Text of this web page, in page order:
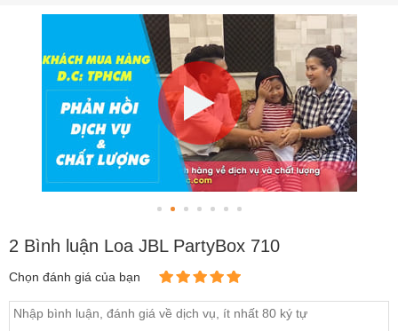
2 Bình luận Loa JBL PartyBox 710
Chọn đánh giá của bạn